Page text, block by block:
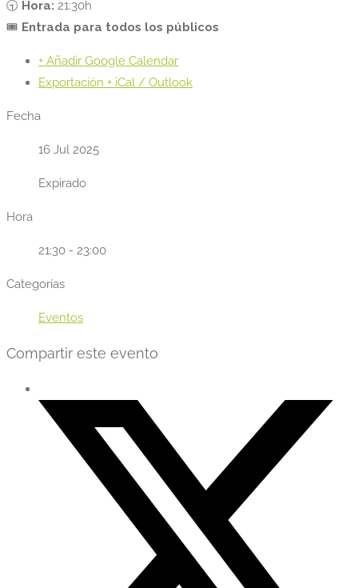
🕤 Hora: 21:30h
🎟️ Entrada para todos los públicos
+ Añadir Google Calendar
Exportación + iCal / Outlook
Fecha
16 Jul 2025
Expirado
Hora
21:30 - 23:00
Categorías
Eventos
Compartir este evento